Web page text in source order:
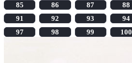
85
86 87 88
91
92 93 94
97
98 99 100